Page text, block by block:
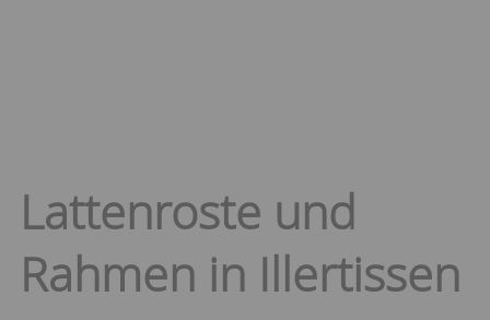
Lattenroste und
Rahmen in Illertissen